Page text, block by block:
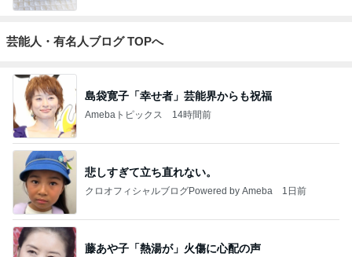
芸能人・有名人ブログ TOPへ
島袋寛子「幸せ者」芸能界からも祝福
Amebaトピックス 14時間前
悲しすぎて立ち直れない。
クロオフィシャルブログPowered by Ameba 1日前
藤あや子「熱湯が」火傷に心配の声